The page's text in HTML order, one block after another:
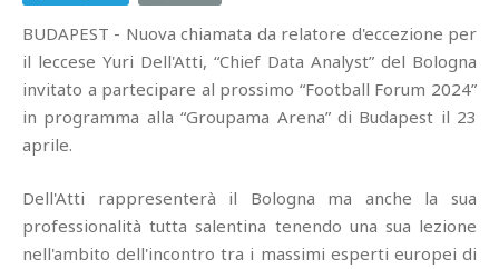
BUDAPEST - Nuova chiamata da relatore d'eccezione per
il leccese Yuri Dell'Atti, “Chief Data Analyst” del Bologna
invitato a partecipare al prossimo “Football Forum 2024”
in programma alla “Groupama Arena” di Budapest il 23
aprile.
Dell'Atti rappresenterà il Bologna ma anche la sua
professionalità tutta salentina tenendo una sua lezione
nell'ambito dell'incontro tra i massimi esperti europei di